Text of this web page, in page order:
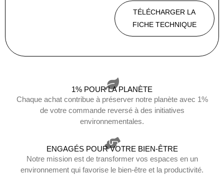
TÉLÉCHARGER LA
FICHE TECHNIQUE
1% POUR LA PLANÈTE
Chaque achat contribue à préserver notre planète avec 1%
de votre commande reversé à des initiatives
environnementales.
ENGAGÉS POUR VOTRE BIEN-ÊTRE
Notre mission est de transformer vos espaces en un
environnement qui favorise le bien-être et la productivité.